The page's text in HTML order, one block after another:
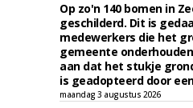
Op zo'n 140 bomen in
geschilderd. Dit is
medewerkers die het
gemeente
aan dat het stukje
is geadopteerd door
maandag 3 augustus 2026